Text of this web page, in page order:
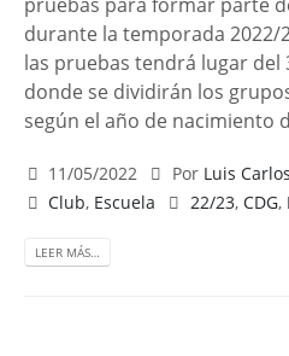
durante la temporada 2022/
las pruebas tendrá lugar del
donde se dividirán los
según el año de nacimiento
11/05/2022 Por Luis
Club, Escuela 22/23, CDG,
LEER MÁS…